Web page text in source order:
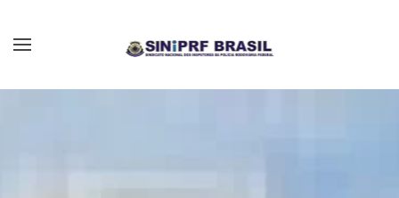
Skip to main content